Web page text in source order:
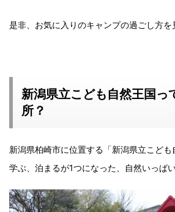
是非、お気に入りのキャンプの過ごし方を
新潟県立こども自然王国っ
所？
新潟県柏崎市に位置する「新潟県立こども
学ぶ、泊まるが1つになった、自然いっぱ